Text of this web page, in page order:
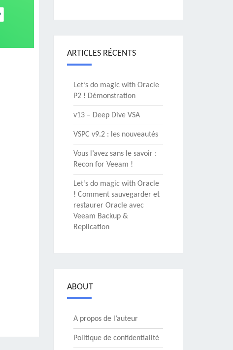
ARTICLES RÉCENTS
Let’s do magic with Oracle
P2 ! Démonstration
v13 – Deep Dive VSA
VSPC v9.2 : les nouveautés
Vous l’avez sans le savoir :
Recon for Veeam !
Let’s do magic with Oracle
! Comment sauvegarder et
restaurer Oracle avec
Veeam Backup &
Replication
ABOUT
A propos de l’auteur
Politique de confidentialité